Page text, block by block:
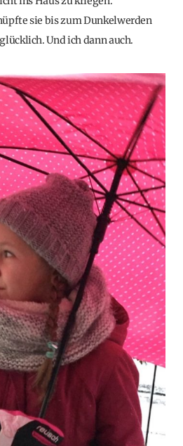
sie bis zum Dunkelwerden
Und ich dann auch.